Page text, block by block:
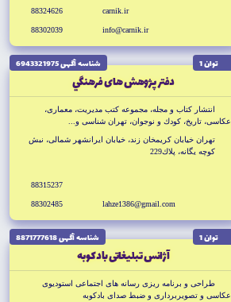
carnik.ir
info@carnik.ir
88324626
88302039
توان 1 شناسه آگهى 6943321975
دفتر پژوهش هاى فرهنگي
انتشار كتاب و مجله، مجموعه كتب مديريت، معمارى،
عكاسى، تاريخ، كودك و نوجوان، تهران شناسى و...
تهران خيابان كريمخان زند، خيابان ايرانشهر شمالى، نبش
كوچه يگانه، پلاك229
lahze1386@gmail.com
88315237
88302485
توان 1 شناسه آگهى 8871777618
آژانس تبليغاتى بادكوبه
طراحى و برنامه ريزى رسانه هاى اجتماعى استوديوى
عكاسى و تصويربردارى و ضبط صداى بادكوبه